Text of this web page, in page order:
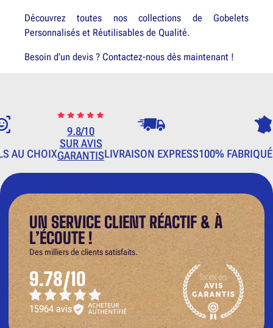
Découvrez toutes nos collections de Gobelets
Personnalisés et Réutilisables de Qualité.
Besoin d'un devis ? Contactez-nous dès maintenant !
AU CHOIX
9.8/10
SUR AVIS
GARANTISLIVRAISON EXPRESS100%
UN SERVICE CLIENT RÉACTIF & À
L’ÉCOUTE !
Des milliers de clients satisfaits.
9.78/10
15964 avis